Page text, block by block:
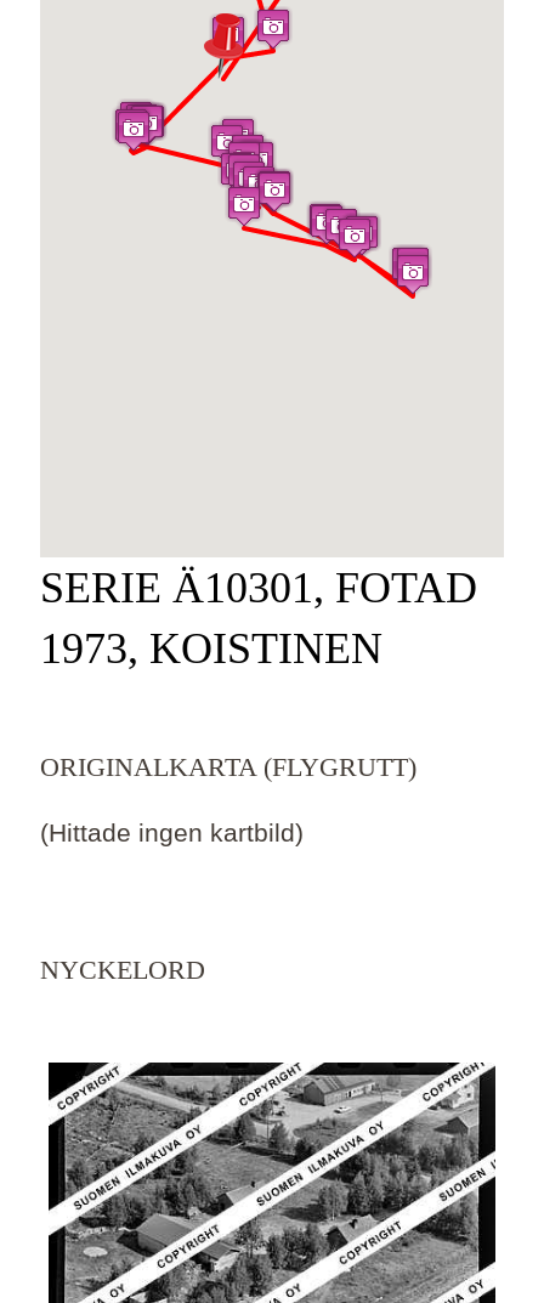
SERIE Ä10301, FOTAD
1973, KOISTINEN
ORIGINALKARTA (FLYGRUTT)
(Hittade ingen kartbild)
NYCKELORD